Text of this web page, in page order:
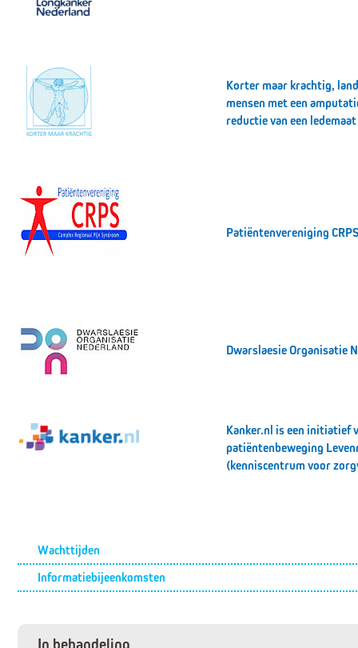
Korter maar krachtig,
mensen met een
reductie van een ledemaat
Patiëntenvereniging
Dwarslaesie Organisatie
Kanker.nl is een initiatief
patiëntenbeweging
(kenniscentrum voor
Submenu
Wachttijden
Informatiebijeenkomsten